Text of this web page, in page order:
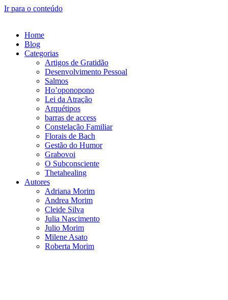
Ir para o conteúdo
Home
Blog
Categorias
Artigos de Gratidão
Desenvolvimento Pessoal
Salmos
Ho’oponopono
Lei da Atração
Arquétipos
barras de access
Constelação Familiar
Florais de Bach
Gestão do Humor
Grabovoi
O Subconsciente
Thetahealing
Autores
Adriana Morim
Andrea Morim
Cleide Silva
Julia Nascimento
Julio Morim
Milene Asato
Roberta Morim